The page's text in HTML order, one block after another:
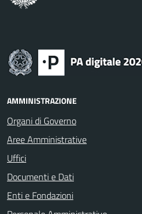
AMMINISTRAZIONE
Organi di Governo
Aree Amministrative
Uffici
Documenti e Dati
Enti e Fondazioni